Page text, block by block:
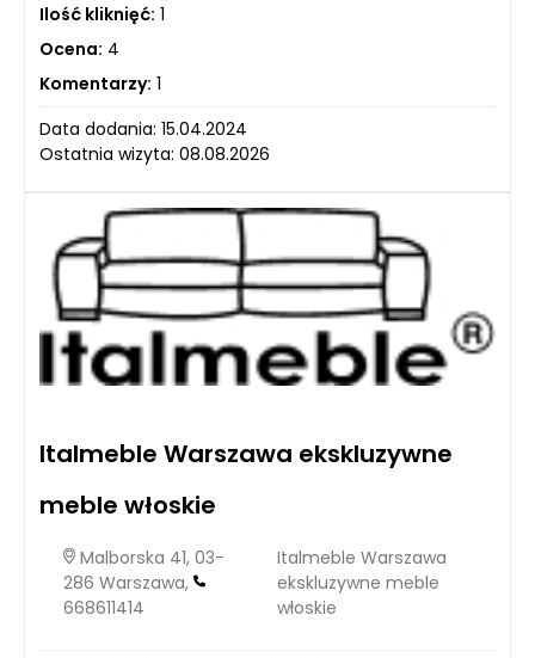
Ilość kliknięć: 1
Ocena: 4
Komentarzy: 1
Data dodania: 15.04.2024
Ostatnia wizyta: 08.08.2026
Italmeble Warszawa ekskluzywne
meble włoskie
Malborska 41, 03-
286 Warszawa,
668611414
Italmeble Warszawa
ekskluzywne meble
włoskie